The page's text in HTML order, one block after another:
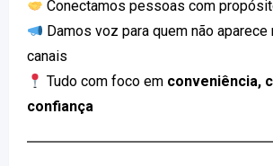
Conectamos pessoas com
Damos voz para quem não aparece
canais
Tudo com foco em conveniência,
confiança